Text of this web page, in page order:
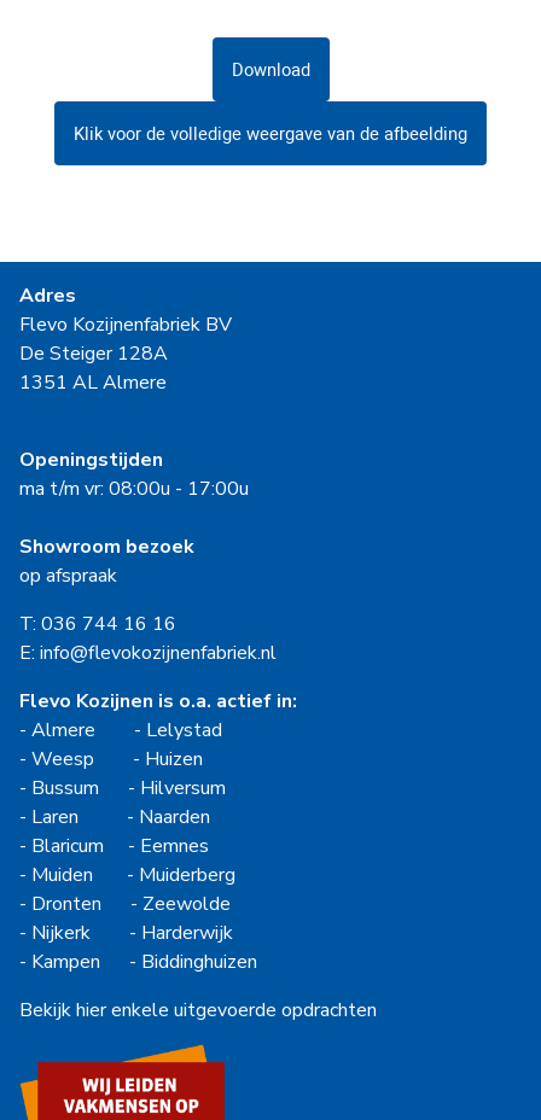
Download
Klik voor de volledige weergave van de afbeelding
Adres
Flevo Kozijnenfabriek BV
De Steiger 128A
1351 AL Almere
Openingstijden
ma t/m vr: 08:00u - 17:00u
Showroom bezoek
op afspraak
T: 036 744 16 16
E: info@flevokozijnenfabriek.nl
Flevo Kozijnen is o.a. actief in:
- Almere - Lelystad
- Weesp - Huizen
- Bussum - Hilversum
- Laren - Naarden
- Blaricum - Eemnes
- Muiden - Muiderberg
- Dronten - Zeewolde
- Nijkerk - Harderwijk
- Kampen - Biddinghuizen
Bekijk hier enkele uitgevoerde opdrachten